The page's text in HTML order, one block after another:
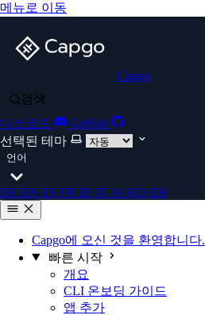
메뉴로 이동
Capgo
검색
디스코드
GitHub
선택된 테마
언어
DE EN ES FR ID IT JA KO ZH
Capgo에 오신 것을 환영합니다.
빠른 시작
개요
CLI 온보딩 가이드
앱 추가